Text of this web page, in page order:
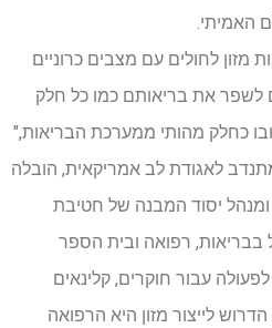
האמיתי.
מזון לחולים עם מצבים כרוניים
לשפר את בריאותם כמו כל חלק
כחלק מהותי ממערכת הבריאות,"
מתנדב לאגודת לב אמריקאית, הובלה
ומנהל יסוד המבנה של חטיבת
בבריאות, רפואה ובית הספר
עבור חוקרים, קלינאים
לייצור מזון היא הרפואה